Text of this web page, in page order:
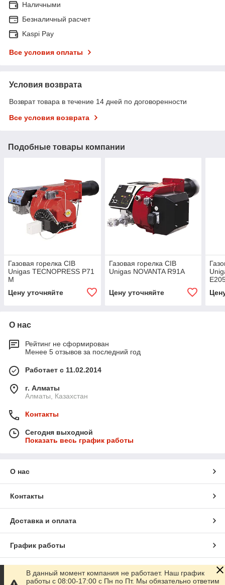
Наличными
Безналичный расчет
Kaspi Pay
Все условия оплаты
Условия возврата
Возврат товара в течение 14 дней по договоренности
Все условия возврата
Подобные товары компании
Газовая горелка CIB
Unigas TECNOPRESS P71
M
Цену уточняйте
Газовая горелка CIB
Unigas NOVANTA R91A
Цену уточняйте
О нас
Рейтинг не сформирован
Менее 5 отзывов за последний год
Работает с 11.02.2014
г. Алматы
Алматы, Казахстан
Контакты
Сегодня выходной
Показать весь график работы
О нас
Контакты
Доставка и оплата
График работы
Полная версия сайта
В данный момент компания не работает. Наш график
работы с 08:00-17:00 с Пн по Пт. Мы обязательно ответим